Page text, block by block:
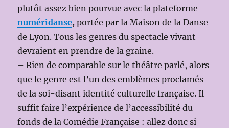
plutôt assez bien pourvue avec la plateforme
numéridanse,portée par la Maison de la Danse
de Lyon. Tous les genres du spectacle vivant
devraient en prendre de la graine.
– Rien de comparable sur le théâtre parlé, alors
que le genre est l’un des emblèmes proclamés
de la soi-disant identité culturelle française. Il
suffit faire l’expérience de l’accessibilité du
fonds de la Comédie Française : allez donc si